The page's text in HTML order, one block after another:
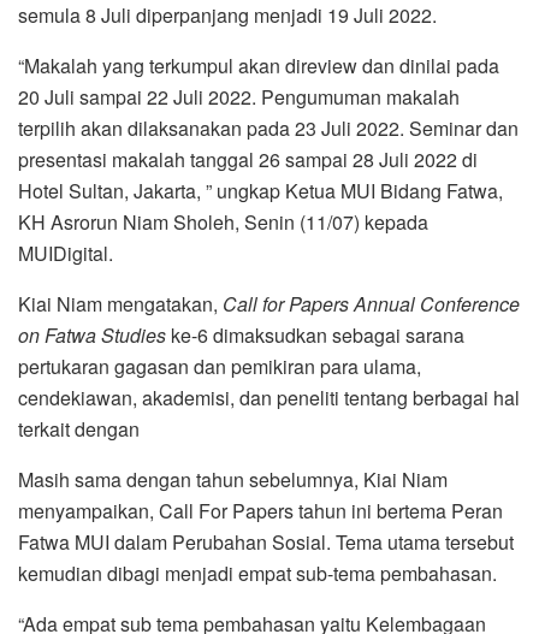
semula 8 Juli diperpanjang menjadi 19 Juli 2022.
“Makalah yang terkumpul akan direview dan dinilai pada
20 Juli sampai 22 Juli 2022. Pengumuman makalah
terpilih akan dilaksanakan pada 23 Juli 2022. Seminar dan
presentasi makalah tanggal 26 sampai 28 Juli 2022 di
Hotel Sultan, Jakarta, ” ungkap Ketua MUI Bidang Fatwa,
KH Asrorun Niam Sholeh, Senin (11/07) kepada
MUIDigital.
Kiai Niam mengatakan, Call for Papers Annual Conference
on Fatwa Studies ke-6 dimaksudkan sebagai sarana
pertukaran gagasan dan pemikiran para ulama,
cendekiawan, akademisi, dan peneliti tentang berbagai hal
terkait dengan
Masih sama dengan tahun sebelumnya, Kiai Niam
menyampaikan, Call For Papers tahun ini bertema Peran
Fatwa MUI dalam Perubahan Sosial. Tema utama tersebut
kemudian dibagi menjadi empat sub-tema pembahasan.
“Ada empat sub tema pembahasan yaitu Kelembagaan